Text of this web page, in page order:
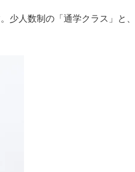
少人数制の「通学クラス」と、